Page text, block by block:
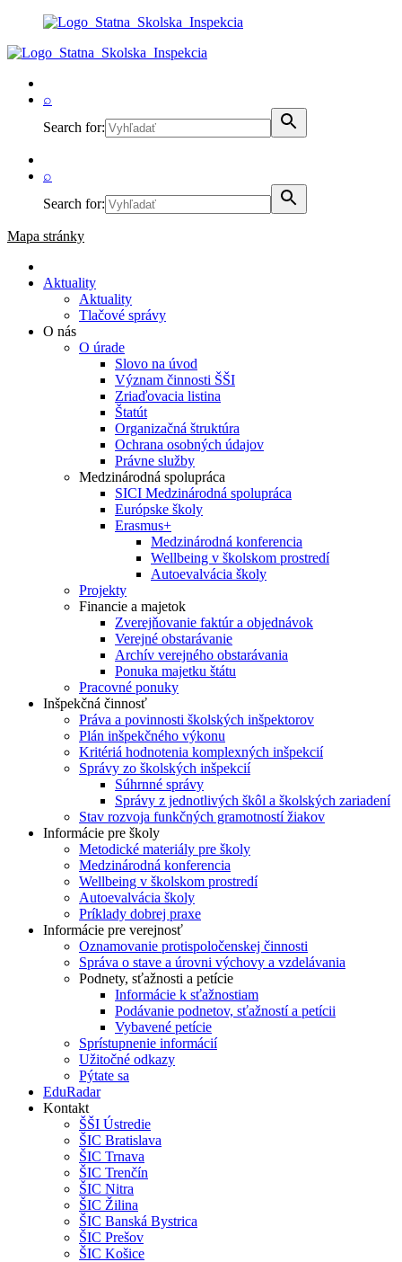
⌕
Search for:
⌕
Search for:
Mapa stránky
Aktuality
Aktuality
Tlačové správy
O nás
O úrade
Slovo na úvod
Význam činnosti ŠŠI
Zriaďovacia listina
Štatút
Organizačná štruktúra
Ochrana osobných údajov
Právne služby
Medzinárodná spolupráca
SICI Medzinárodná spolupráca
Európske školy
Erasmus+
Medzinárodná konferencia
Wellbeing v školskom prostredí
Autoevalvácia školy
Projekty
Financie a majetok
Zverejňovanie faktúr a objednávok
Verejné obstarávanie
Archív verejného obstarávania
Ponuka majetku štátu
Pracovné ponuky
Inšpekčná činnosť
Práva a povinnosti školských inšpektorov
Plán inšpekčného výkonu
Kritériá hodnotenia komplexných inšpekcií
Správy zo školských inšpekcií
Súhrnné správy
Správy z jednotlivých škôl a školských zariadení
Stav rozvoja funkčných gramotností žiakov
Informácie pre školy
Metodické materiály pre školy
Medzinárodná konferencia
Wellbeing v školskom prostredí
Autoevalvácia školy
Príklady dobrej praxe
Informácie pre verejnosť
Oznamovanie protispoločenskej činnosti
Správa o stave a úrovni výchovy a vzdelávania
Podnety, sťažnosti a petície
Informácie k sťažnostiam
Podávanie podnetov, sťažností a petícii
Vybavené petície
Sprístupnenie informácií
Užitočné odkazy
Pýtate sa
EduRadar
Kontakt
ŠŠI Ústredie
ŠIC Bratislava
ŠIC Trnava
ŠIC Trenčín
ŠIC Nitra
ŠIC Žilina
ŠIC Banská Bystrica
ŠIC Prešov
ŠIC Košice